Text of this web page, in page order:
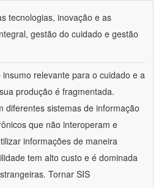
tecnologias, inovação e as
gestão do cuidado e gestão
insumo relevante para o cuidado e a
produção é fragmentada.
diferentes sistemas de informação
que não interoperam e
informações de maneira
tem alto custo e é dominada
Tornar SIS